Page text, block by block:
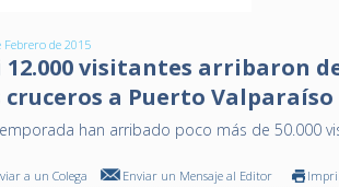
Febrero de 2015
12.000 visitantes arribaron
a Puerto Valparaíso
han arribado poco más de 50.000
a un Colega Enviar un Mensaje al Editor